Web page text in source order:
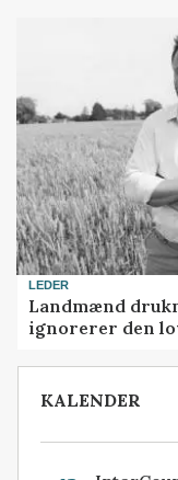
LEDER
Landmænd
ignorerer den
KALENDER